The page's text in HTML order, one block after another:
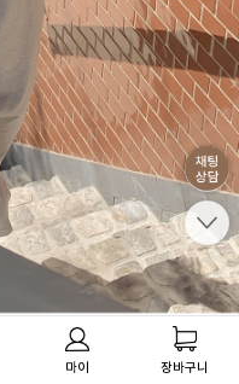
마이 장바구니